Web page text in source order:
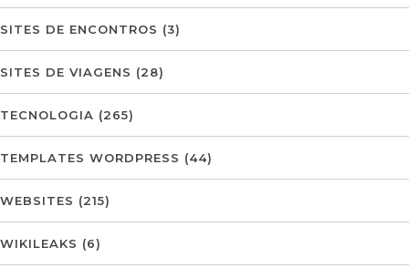
SITES DE ENCONTROS (3)
SITES DE VIAGENS (28)
TECNOLOGIA (265)
TEMPLATES WORDPRESS (44)
WEBSITES (215)
WIKILEAKS (6)